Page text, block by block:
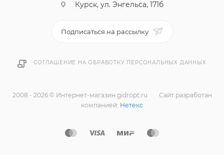
Курск, ул. Энгельса, 171б
Подписаться на рассылку
СОГЛАШЕНИЕ НА ОБРАБОТКУ ПЕРСОНАЛЬНЫХ ДАННЫХ
2008 - 2026 © Интернет-магазин gidropt.ru
Сайт разработан
компанией: Нетекс